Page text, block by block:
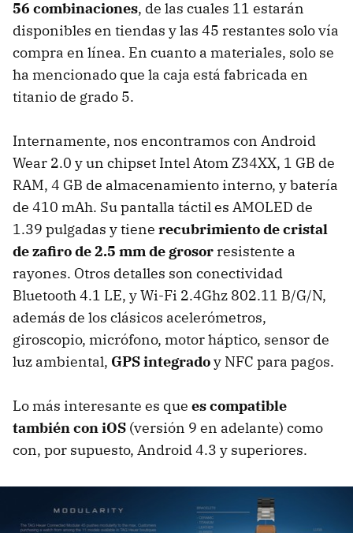
56 combinaciones, de las cuales 11 estarán
disponibles en tiendas y las 45 restantes solo vía
compra en línea. En cuanto a materiales, solo se
ha mencionado que la caja está fabricada en
titanio de grado 5.
Internamente, nos encontramos con Android
Wear 2.0 y un chipset Intel Atom Z34XX, 1 GB de
RAM, 4 GB de almacenamiento interno, y batería
de 410 mAh. Su pantalla táctil es AMOLED de
1.39 pulgadas y tiene recubrimiento de cristal
de zafiro de 2.5 mm de grosor resistente a
rayones. Otros detalles son conectividad
Bluetooth 4.1 LE, y Wi-Fi 2.4Ghz 802.11 B/G/N,
además de los clásicos acelerómetros,
giroscopio, micrófono, motor háptico, sensor de
luz ambiental, GPS integradoy NFC para pagos.
Lo más interesante es que es compatible
también con iOS (versión 9 en adelante) como
con, por supuesto, Android 4.3 y superiores.